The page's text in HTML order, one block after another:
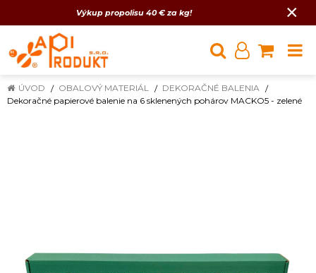
Výkup propolisu 40 € za kg! ×
ÚVOD OBALOVÝ MATERIÁL
DEKORAČNÉ BALENIA
Dekoračné papierové balenie na 6 sklenených pohárov MACKO5 - zelené